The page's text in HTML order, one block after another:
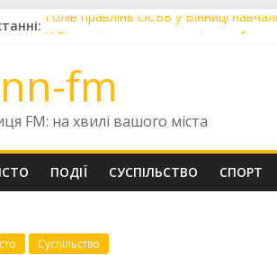
Голів правлінь ОСББ у Вінниці
До Вінниці прибули перші Tram 2000
У Вінниці цьогоріч понад 60
fm
FM: на хвилі вашого міста
ПОДІЇ СУСПІЛЬСТВО СПОРТ
Суспільство